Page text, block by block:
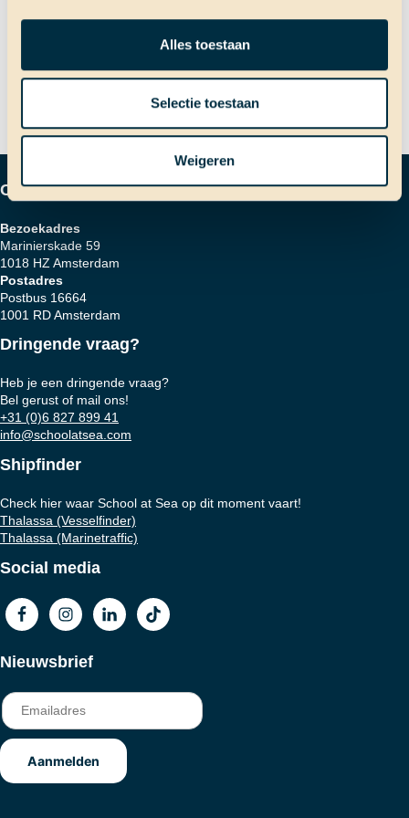
Alles toestaan
Selectie toestaan
Weigeren
navigatie
Nieuwe hutindeling!
Contactgegevens
Bezoekadres
Marinierskade 59
1018 HZ Amsterdam
Postadres
Postbus 16664
1001 RD Amsterdam
Dringende vraag?
Heb je een dringende vraag?
Bel gerust of mail ons!
+31 (0)6 827 899 41
info@schoolatsea.com
Shipfinder
Check hier waar School at Sea op dit moment vaart!
Thalassa (Vesselfinder)
Thalassa (Marinetraffic)
Social media
Nieuwsbrief